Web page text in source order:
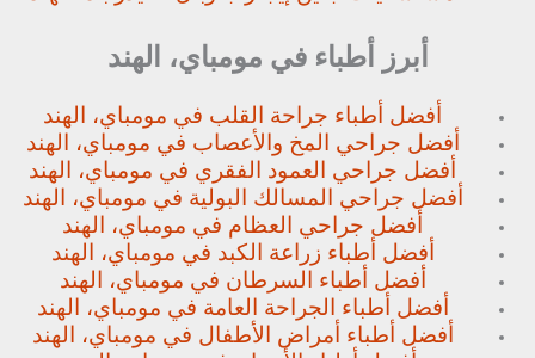
أبرز أطباء في مومباي، الهند
أفضل أطباء جراحة القلب في مومباي، الهند
أفضل جراحي المخ والأعصاب في مومباي، الهند
أفضل جراحي العمود الفقري في مومباي، الهند
أفضل جراحي المسالك البولية في مومباي، الهند
أفضل جراحي العظام في مومباي، الهند
أفضل أطباء زراعة الكبد في مومباي، الهند
أفضل أطباء السرطان في مومباي، الهند
أفضل أطباء الجراحة العامة في مومباي، الهند
أفضل أطباء أمراض الأطفال في مومباي، الهند